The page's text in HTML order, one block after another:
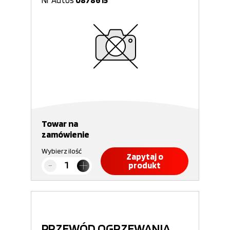
Towar na
zamówienie
Wybierz ilość
Zapytaj o
produkt